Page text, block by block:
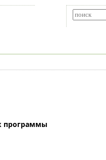
программы